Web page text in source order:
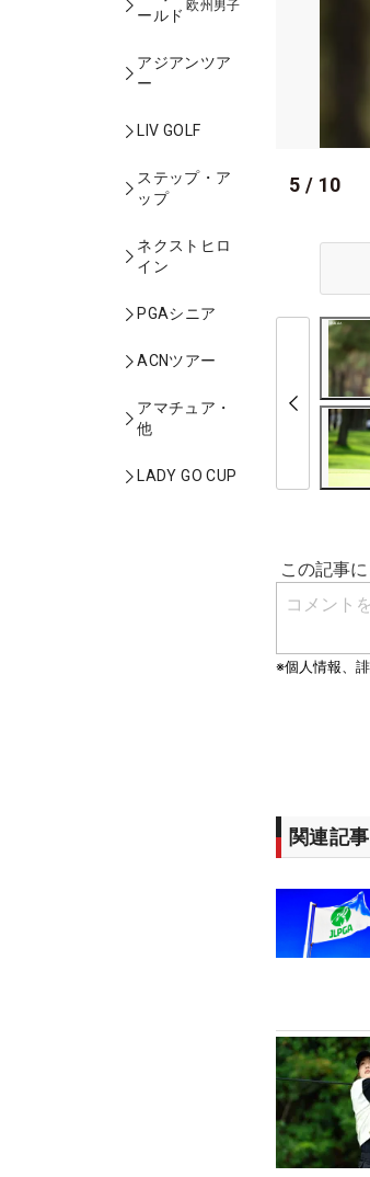
ールド
欧州男子
アジアンツア
ー
LIV GOLF
ステップ・ア
ップ
ネクストヒロ
イン
PGAシニア
ACNツアー
アマチュア・
他
LADY GO CUP
5 / 10
関連記事